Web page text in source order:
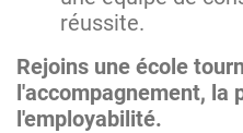
réussite.
Rejoins une école
l'accompagnement, la
l'employabilité.